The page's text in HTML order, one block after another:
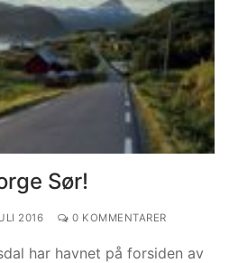
Sør!
2016 0 KOMMENTARER
har havnet på forsiden av